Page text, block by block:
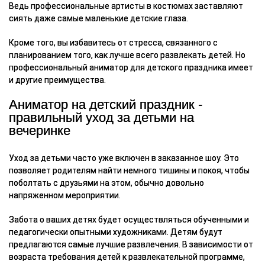
Ведь профессиональные артисты в костюмах заставляют
сиять даже самые маленькие детские глаза.
Кроме того, вы избавитесь от стресса, связанного с
планированием того, как лучше всего развлекать детей. Но
профессиональный аниматор для детского праздника имеет
и другие преимущества.
Аниматор на детский праздник -
правильный уход за детьми на
вечеринке
Уход за детьми часто уже включен в заказанное шоу. Это
позволяет родителям найти немного тишины и покоя, чтобы
поболтать с друзьями на этом, обычно довольно
напряженном мероприятии.
Забота о ваших детях будет осуществляться обученными и
педагогически опытными художниками. Детям будут
предлагаются самые лучшие развлечения. В зависимости от
возраста требования детей к развлекательной программе,